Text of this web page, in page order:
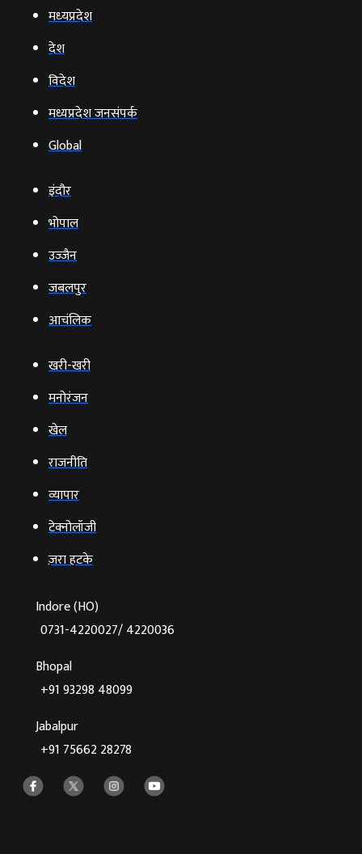
मध्‍यप्रदेश
देश
विदेश
मध्यप्रदेश जनसंपर्क
Global
इंदौर
भोपाल
उज्‍जैन
जबलपुर
आचंलिक
खरी-खरी
मनोरंजन
खेल
राजनीति
व्‍यापार
टेक्‍नोलॉजी
ज़रा हटके
Indore (HO)
0731-4220027/ 4220036
Bhopal
+91 93298 48099
Jabalpur
+91 75662 28278